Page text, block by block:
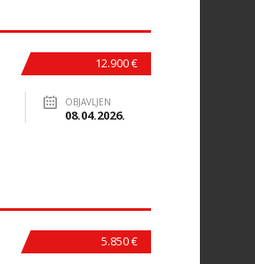
12.900 €
OBJAVLJEN
08.04.2026.
5.850 €